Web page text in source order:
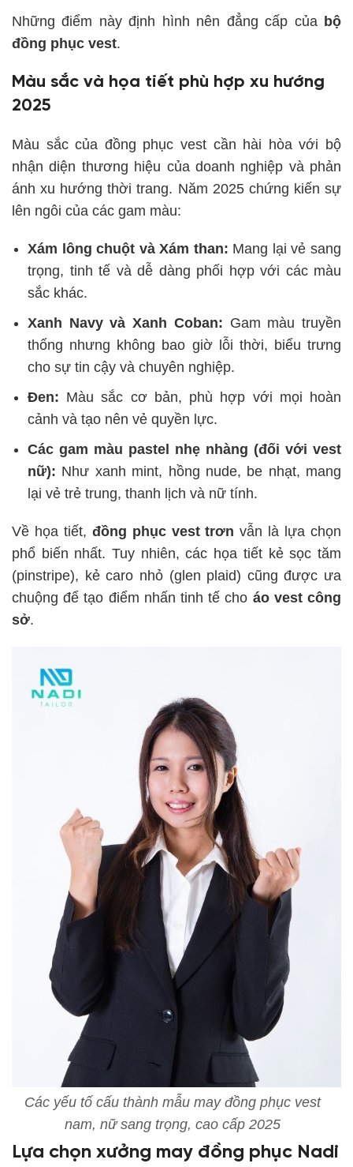
Những điểm này định hình nên đẳng cấp của bộ
đồng phục vest.
Màu sắc và họa tiết phù hợp xu hướng
2025
Màu sắc của đồng phục vest cần hài hòa với bộ
nhận diện thương hiệu của doanh nghiệp và phản
ánh xu hướng thời trang. Năm 2025 chứng kiến sự
lên ngôi của các gam màu:
Xám lông chuột và Xám than: Mang lại vẻ sang
trọng, tinh tế và dễ dàng phối hợp với các màu
sắc khác.
Xanh Navy và Xanh Coban: Gam màu truyền
thống nhưng không bao giờ lỗi thời, biểu trưng
cho sự tin cậy và chuyên nghiệp.
Đen: Màu sắc cơ bản, phù hợp với mọi hoàn
cảnh và tạo nên vẻ quyền lực.
Các gam màu pastel nhẹ nhàng (đối với vest
nữ): Như xanh mint, hồng nude, be nhạt, mang
lại vẻ trẻ trung, thanh lịch và nữ tính.
Về họa tiết, đồng phục vest trơn vẫn là lựa chọn
phổ biến nhất. Tuy nhiên, các họa tiết kẻ sọc tăm
(pinstripe), kẻ caro nhỏ (glen plaid) cũng được ưa
chuộng để tạo điểm nhấn tinh tế cho áo vest công
sở.
Các yếu tố cấu thành mẫu may đồng phục vest
nam, nữ sang trọng, cao cấp 2025
Lựa chọn xưởng may đồng phục Nadi